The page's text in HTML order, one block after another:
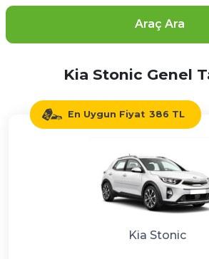
Araç Ara
Kia Stonic Genel
En Uygun Fiyat 386 TL
Kia Stonic